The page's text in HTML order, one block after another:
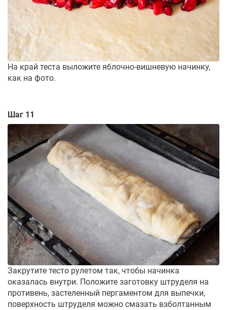
На край теста выложите яблочно-вишневую начинку,
как на фото.
Шаг 11
Закрутите тесто рулетом так, чтобы начинка
оказалась внутри. Положите заготовку штруделя на
противень, застеленный пергаментом для выпечки,
поверхность штруделя можно смазать взболтанным